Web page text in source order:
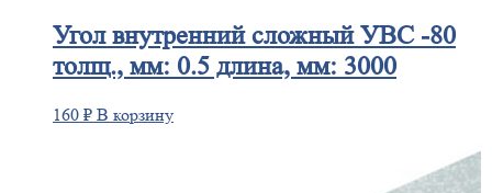
Уголвнутренний сложный УВС -80
толщ., мм: 0.5 длина, мм: 3000
160 ₽ В корзину